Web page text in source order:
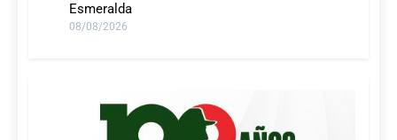
Esmeralda
08/08/2026